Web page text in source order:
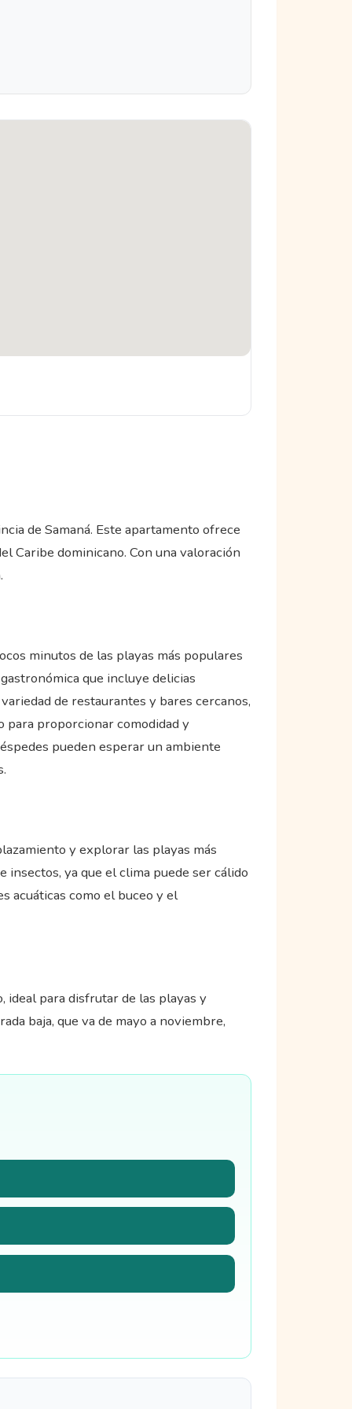
de Samaná. Este apartamento ofrece
Caribe dominicano. Con una valoración
minutos de las playas más populares
que incluye delicias
de restaurantes y bares cercanos,
para proporcionar comodidad y
pueden esperar un ambiente
y explorar las playas más
ya que el clima puede ser cálido
acuáticas como el buceo y el
ideal para disfrutar de las playas y
baja, que va de mayo a noviembre,